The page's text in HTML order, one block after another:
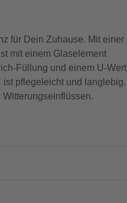
für Dein Zuhause. Mit einer
mit einem Glaselement
Füllung und einem U-Wert
ist pflegeleicht und langlebig.